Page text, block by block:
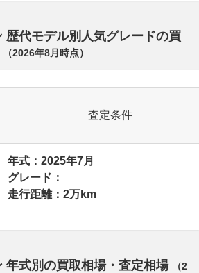
歴代モデル別人気グレードの買
（2026年8月 時点）
査定条件
年式：2025年7月
グレード：
走行距離：2万km
年式別の買取相場・査定相場 （2